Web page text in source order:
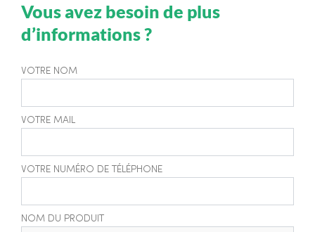
Vous avez besoin de plus
d’informations ?
VOTRE NOM
VOTRE MAIL
VOTRE NUMÉRO DE TÉLÉPHONE
NOM DU PRODUIT